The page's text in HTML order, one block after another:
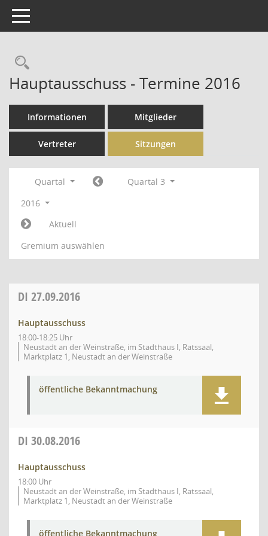
Toggle navigation
Rechercheauswahl
Hauptausschuss - Termine 2016
Informationen Mitglieder
Vertreter Sitzungen
Quartal
Quartal 3
2016
Aktuell
Gremium auswählen
DI 27.09.2016
Hauptausschuss
18:00-18:25 Uhr
Neustadt an der Weinstraße, im Stadthaus I, Ratssaal,
Marktplatz 1, Neustadt an der Weinstraße
öffentliche Bekanntmachung
DI 30.08.2016
Hauptausschuss
18:00 Uhr
Neustadt an der Weinstraße, im Stadthaus I, Ratssaal,
Marktplatz 1, Neustadt an der Weinstraße
öffentliche Bekanntmachung